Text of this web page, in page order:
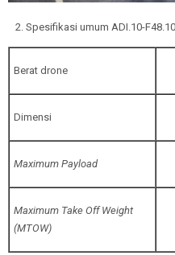
2. Spesifikasi umum ADI.10-
Berat drone
Dimensi
Maximum Payload
Maximum Take Off Weight
(MTOW)